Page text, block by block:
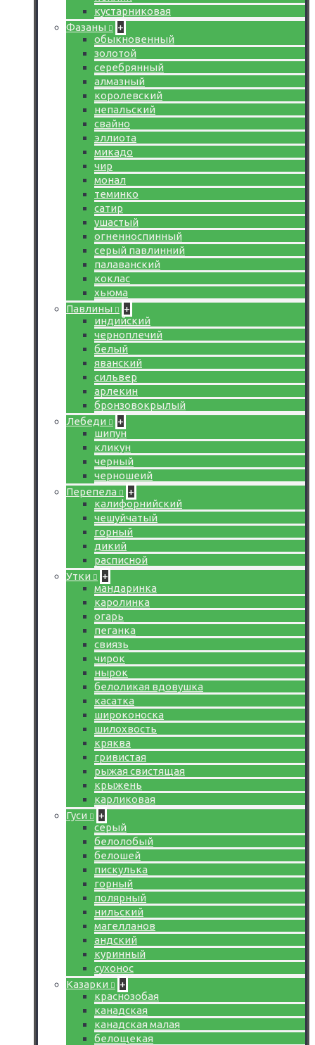
кустарниковая
Фазаны
+
обыкновенный
золотой
серебрянный
алмазный
королевский
непальский
свайно
эллиота
микадо
чир
монал
теминко
сатир
ушастый
огненноспинный
серый павлинний
палаванский
коклас
хьюма
Павлины
+
индийский
черноплечий
белый
яванский
сильвер
арлекин
бронзовокрылый
Лебеди
+
шипун
кликун
черный
черношеий
Перепела
+
калифорнийский
чешуйчатый
горный
дикий
расписной
Утки
+
мандаринка
каролинка
огарь
пеганка
свиязь
чирок
нырок
белоликая вдовушка
касатка
широконоска
шилохвость
кряква
гривистая
рыжая свистящая
крыжень
карликовая
Гуси
+
серый
белолобый
белошей
пискулька
горный
полярный
нильский
магелланов
андский
куринный
сухонос
Казарки
+
краснозобая
канадская
канадская малая
белощекая